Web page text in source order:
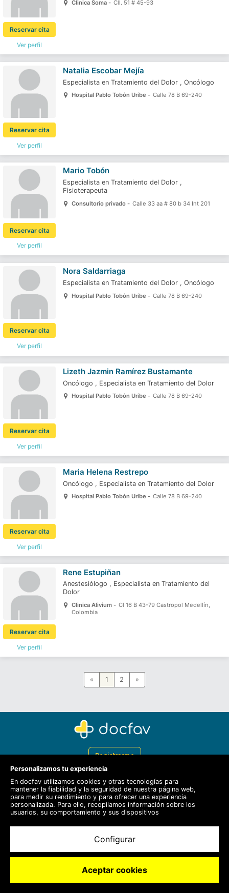
Ver perfil
Reservar cita
Clinica Soma - Cll. 51 # 45-93
Ver perfil
Reservar cita
Natalia Escobar Mejía
Especialista en Tratamiento del Dolor , Oncólogo
Hospital Pablo Tobón Uribe - Calle 78 B 69-240
Ver perfil
Reservar cita
Mario Tobón
Especialista en Tratamiento del Dolor ,
Fisioterapeuta
Consultorio privado - Calle 33 aa # 80 b 34 Int 201
Ver perfil
Reservar cita
Nora Saldarriaga
Especialista en Tratamiento del Dolor , Oncólogo
Hospital Pablo Tobón Uribe - Calle 78 B 69-240
Ver perfil
Reservar cita
Lizeth Jazmin Ramírez Bustamante
Oncólogo , Especialista en Tratamiento del Dolor
Hospital Pablo Tobón Uribe - Calle 78 B 69-240
Ver perfil
Reservar cita
Maria Helena Restrepo
Oncólogo , Especialista en Tratamiento del Dolor
Hospital Pablo Tobón Uribe - Calle 78 B 69-240
Ver perfil
Reservar cita
Rene Estupiñan
Anestesiólogo , Especialista en Tratamiento del
Dolor
Clinica Alivium - Cl 16 B 43-79 Castropol Medellín,
Colombia
« 1 2 »
Registrarme
Docfav
Recursos
Para doctores
© 2020 Docfav S.L
Personalizamos tu experiencia
En docfav utilizamos cookies y otras tecnologías para
mantener la fiabilidad y la seguridad de nuestra página web,
para medir su rendimiento y para ofrecer una experiencia
personalizada. Para ello, recopilamos información sobre los
usuarios, su comportamiento y sus dispositivos
Configurar
Aceptar cookies